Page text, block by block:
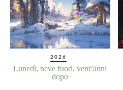
2026
Lunedì, neve fuori, vent’anni
dopo